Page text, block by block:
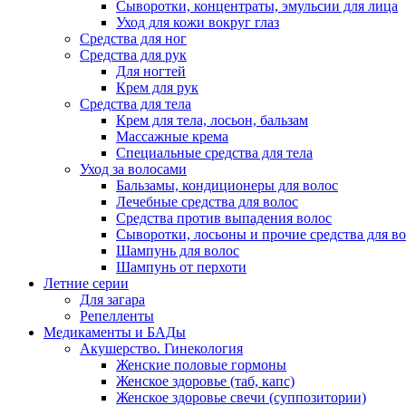
Сыворотки, концентраты, эмульсии для лица
Уход для кожи вокруг глаз
Средства для ног
Средства для рук
Для ногтей
Крем для рук
Средства для тела
Крем для тела, лосьон, бальзам
Массажные крема
Специальные средства для тела
Уход за волосами
Бальзамы, кондиционеры для волос
Лечебные средства для волос
Средства против выпадения волос
Сыворотки, лосьоны и прочие средства для
Шампунь для волос
Шампунь от перхоти
Летние серии
Для загара
Репелленты
Медикаменты и БАДы
Акушерство. Гинекология
Женские половые гормоны
Женское здоровье (таб, капс)
Женское здоровье свечи (суппозитории)